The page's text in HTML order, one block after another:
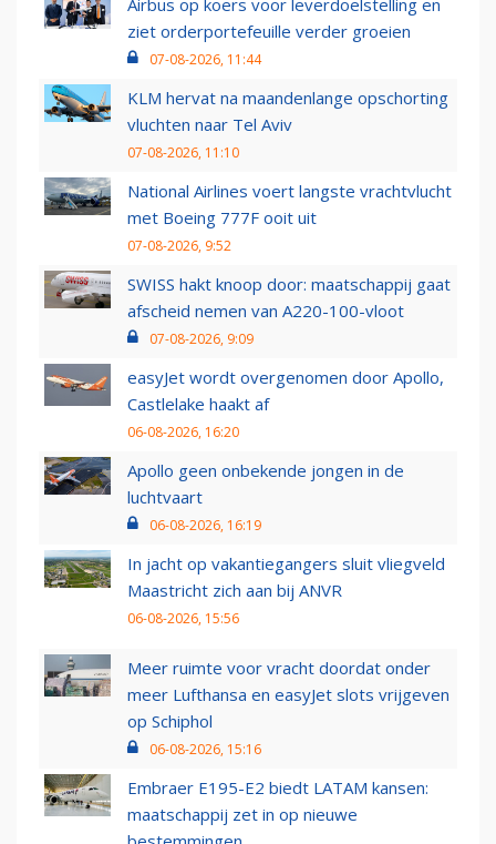
Airbus op koers voor leverdoelstelling en
ziet orderportefeuille verder groeien
07-08-2026, 11:44
KLM hervat na maandenlange opschorting
vluchten naar Tel Aviv
07-08-2026, 11:10
National Airlines voert langste vrachtvlucht
met Boeing 777F ooit uit
07-08-2026, 9:52
SWISS hakt knoop door: maatschappij gaat
afscheid nemen van A220-100-vloot
07-08-2026, 9:09
easyJet wordt overgenomen door Apollo,
Castlelake haakt af
06-08-2026, 16:20
Apollo geen onbekende jongen in de
luchtvaart
06-08-2026, 16:19
In jacht op vakantiegangers sluit vliegveld
Maastricht zich aan bij ANVR
06-08-2026, 15:56
Meer ruimte voor vracht doordat onder
meer Lufthansa en easyJet slots vrijgeven
op Schiphol
06-08-2026, 15:16
Embraer E195-E2 biedt LATAM kansen:
maatschappij zet in op nieuwe